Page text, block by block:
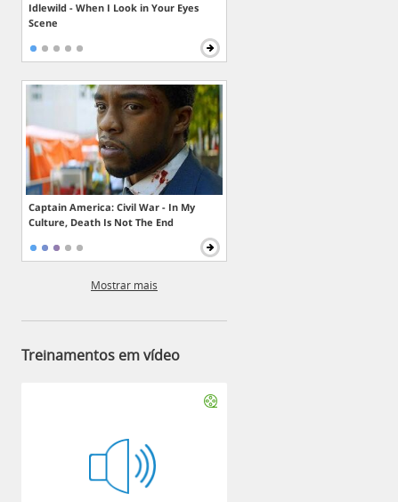
Idlewild - When I Look in Your Eyes
Scene
Captain America: Civil War - In My
Culture, Death Is Not The End
Mostrar mais
Treinamentos em vídeo